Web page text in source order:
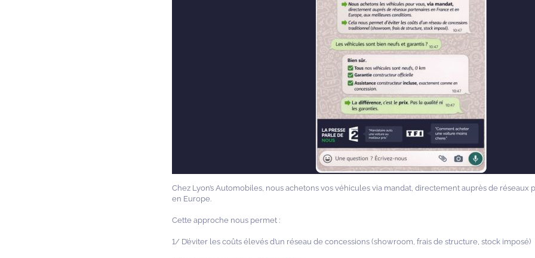
Chez Lyon’s Automobiles, nous achetons vos véhicules via mandat, directement auprès de réseaux
en Europe.
Cette approche nous permet :
1/ D’éviter les coûts élevés d’un réseau de concessions (showroom, frais de structure, stock imposé)